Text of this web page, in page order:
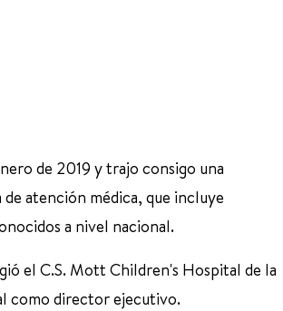
de 2019 y trajo consigo una
atención médica, que incluye
a nivel nacional.
el C.S. Mott Children's Hospital de la
como director ejecutivo.